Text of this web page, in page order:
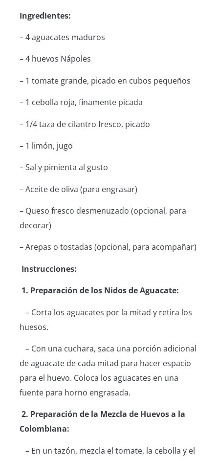
Ingredientes:
– 4 aguacates maduros
– 4 huevos Nápoles
– 1 tomate grande, picado en cubos pequeños
– 1 cebolla roja, finamente picada
– 1/4 taza de cilantro fresco, picado
– 1 limón, jugo
– Sal y pimienta al gusto
– Aceite de oliva (para engrasar)
– Queso fresco desmenuzado (opcional, para
decorar)
– Arepas o tostadas (opcional, para acompañar)
Instrucciones:
1. Preparación de los Nidos de Aguacate:
– Corta los aguacates por la mitad y retira los
huesos.
– Con una cuchara, saca una porción adicional
de aguacate de cada mitad para hacer espacio
para el huevo. Coloca los aguacates en una
fuente para horno engrasada.
2. Preparación de la Mezcla de Huevos a la
Colombiana:
– En un tazón, mezcla el tomate, la cebolla y el